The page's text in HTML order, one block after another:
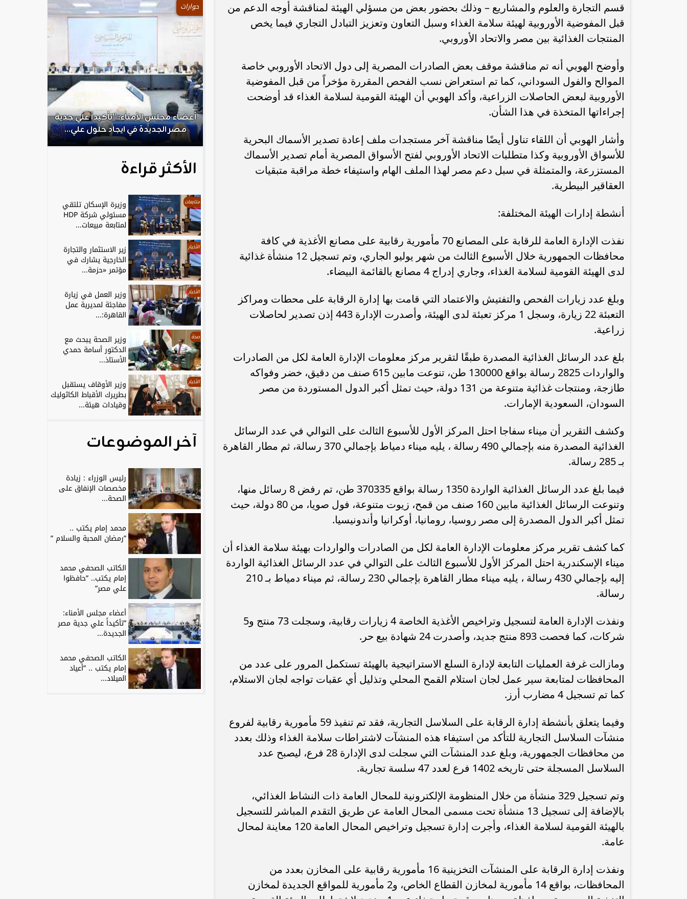
قسم التجارة والعلوم والمشاريع – وذلك بحضور بعض من مسؤلي الهيئة لمناقشة أوجه الدعم من
قبل المفوضية الأوروبية لهيئة سلامة الغذاء وسبل التعاون وتعزيز التبادل التجاري فيما يخص
المنتجات الغذائية بين مصر والاتحاد الأوروبي.
وأوضح الهوبي أنه تم مناقشة موقف بعض الصادرات المصرية إلى دول الاتحاد الأوروبي خاصة
الموالح والفول السوداني، كما تم استعراض نسب الفحص المقررة مؤخراً من قبل المفوضية
الأوروبية لبعض الحاصلات الزراعية، وأكد الهوبي أن الهيئة القومية لسلامة الغذاء قد أوضحت
إجراءاتها المتخذة في هذا الشأن.
وأشار الهوبي أن اللقاء تناول أيضًا مناقشة آخر مستجدات ملف إعادة تصدير الأسماك البحرية
للأسواق الأوروبية وكذا متطلبات الاتحاد الأوروبي لفتح الأسواق المصرية أمام تصدير الأسماك
المستزرعة، والمتمثلة في سبل دعم مصر لهذا الملف الهام واستيفاء خطة مراقبة متبقيات
العقاقير البيطرية.
أنشطة إدارات الهيئة المختلفة:
نفذت الإدارة العامة للرقابة على المصانع 70 مأمورية رقابية على مصانع الأغذية في كافة
محافظات الجمهورية خلال الأسبوع الثالث من شهر يوليو الجاري، وتم تسجيل 12 منشأة غذائية
لدى الهيئة القومية لسلامة الغذاء، وجاري إدراج 4 مصانع بالقائمة البيضاء.
وبلغ عدد زيارات الفحص والتفتيش والاعتماد التي قامت بها إدارة الرقابة على محطات ومراكز
التعبئة 22 زيارة، وسجل 1 مركز تعبئة لدى الهيئة، وأصدرت الإدارة 443 إذن تصدير لحاصلات
زراعية.
بلغ عدد الرسائل الغذائية المصدرة طبقًا لتقرير مركز معلومات الإدارة العامة لكل من الصادرات
والواردات 2825 رسالة بواقع 130000 طن، تنوعت مابين 615 صنف من دقيق، خضر وفواكه
طازجة، ومنتجات غذائية متنوعة من 131 دولة، حيث تمثل أكبر الدول المستوردة من مصر
السودان، السعودية الإمارات.
وكشف التقرير أن ميناء سفاجا احتل المركز الأول للأسبوع الثالث على التوالي في عدد الرسائل
الغذائية المصدرة منه بإجمالي 490 رسالة ، يليه ميناء دمياط بإجمالي 370 رسالة، ثم مطار القاهرة
بـ 285 رسالة.
فيما بلغ عدد الرسائل الغذائية الواردة 1350 رسالة بواقع 370335 طن، تم رفض 8 رسائل منها،
وتنوعت الرسائل الغذائية مابين 160 صنف من قمح، زيوت متنوعة، فول صويا، من 80 دولة، حيث
تمثل أكبر الدول المصدرة إلى مصر روسيا، رومانيا، أوكرانيا وأندونيسيا.
كما كشف تقرير مركز معلومات الإدارة العامة لكل من الصادرات والواردات بهيئة سلامة الغذاء أن
ميناء الإسكندرية احتل المركز الأول للأسبوع الثالث على التوالي في عدد الرسائل الغذائية الواردة
إليه بإجمالي 430 رسالة ، يليه ميناء مطار القاهرة بإجمالي 230 رسالة، ثم ميناء دمياط بـ 210
رسالة.
ونفذت الإدارة العامة لتسجيل وتراخيص الأغذية الخاصة 4 زيارات رقابية، وسجلت 73 منتج و5
شركات، كما فحصت 893 منتج جديد، وأصدرت 24 شهادة بيع حر.
ومازالت غرفة العمليات التابعة لإدارة السلع الاستراتيجية بالهيئة تستكمل المرور على عدد من
المحافظات لمتابعة سير عمل لجان استلام القمح المحلي وتذليل أي عقبات تواجه لجان الاستلام،
كما تم تسجيل 4 مضارب أرز.
وفيما يتعلق بأنشطة إدارة الرقابة على السلاسل التجارية، فقد تم تنفيذ 59 مأمورية رقابية لفروع
منشآت السلاسل التجارية للتأكد من استيفاء هذه المنشآت لاشتراطات سلامة الغذاء وذلك بعدد
من محافظات الجمهورية، وبلغ عدد المنشآت التي سجلت لدى الإدارة 28 فرع، ليصبح عدد
السلاسل المسجلة حتى تاريخه 1402 فرع لعدد 47 سلسة تجارية.
وتم تسجيل 329 منشأة من خلال المنظومة الإلكترونية للمحال العامة ذات النشاط الغذائي،
بالإضافة إلى تسجيل 13 منشأة تحت مسمى المحال العامة عن طريق التقدم المباشر للتسجيل
بالهيئة القومية لسلامة الغذاء، وأجرت إدارة تسجيل وتراخيص المحال العامة 120 معاينة لمحال
عامة.
ونفذت إدارة الرقابة على المنشآت التخزينية 16 مأمورية رقابية على المخازن بعدد من
المحافظات، بواقع 14 مأمورية لمخازن القطاع الخاص، و2 مأمورية للمواقع الجديدة لمخازن
رئيس الوزراء : زيادة مخصصات الإنفاق
على الصحة والتعليم و”تكافل” و”كرامة”
محمد إمام يكتب .. ”رمضان المحبة
”حافظوا علي مصر”
حوارات
أعضاء مجلس الأمناء: ”تأكيداً علي جدية
مصر الجديدة في ايجاد حلول علي...
الأكثر قراءة
متابعات وزيرة الإسكان تلتقي
مسئولي شركة HDP
لمتابعة مبيعات...
الأخبار زير الاستثمار والتجارة
الخارجية يشارك في
مؤتمر «حزمة...
الأخبار وزير العمل في زيارة
مفاجئة لمديرية عمل
القاهرة:...
صحة وزير الصحة يبحث مع
الدكتور أسامة حمدي
الأستاذ...
الأخبار وزير الأوقاف يستقبل
بطريرك الأقباط الكاثوليك
وقيادات هيئة...
آخر الموضوعات
رئيس الوزراء : زيادة
مخصصات الإنفاق على
الصحة...
محمد إمام يكتب ..
”رمضان المحبة والسلام ”
الكاتب الصحفي محمد
إمام يكتب.. ”حافظوا
علي مصر”
أعضاء مجلس الأمناء:
”تأكيداً علي جدية مصر
الجديدة...
الكاتب الصحفي محمد
إمام يكتب .. ”أعياد
الميلاد...